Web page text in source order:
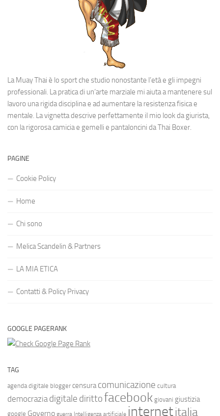
La Muay Thai è lo sport che studio nonostante l’età e gli impegni
professionali. La pratica di un’arte marziale mi aiuta a mantenere sul
lavoro una rigida disciplina e ad aumentare la resistenza fisica e
mentale. La vignetta descrive perfettamente il mio look da giurista,
con la rigorosa camicia e gemelli e pantaloncini da Thai Boxer.
PAGINE
Cookie Policy
Home
Chi sono
Melica Scandelin & Partners
LA MIA ETICA
Contatti & Policy Privacy
GOOGLE PAGERANK
TAG
agenda digitale blogger censura comunicazione cultura
democrazia digitale dirittofacebook giovani giustizia
google Governo guerra Intelligenza artificiale internetitalia